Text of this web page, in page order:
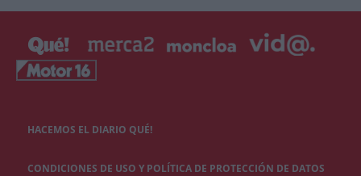
HACEMOS EL DIARIO QUÉ!
CONDICIONES DE USO Y POLÍTICA DE PROTECCIÓN DE DATOS